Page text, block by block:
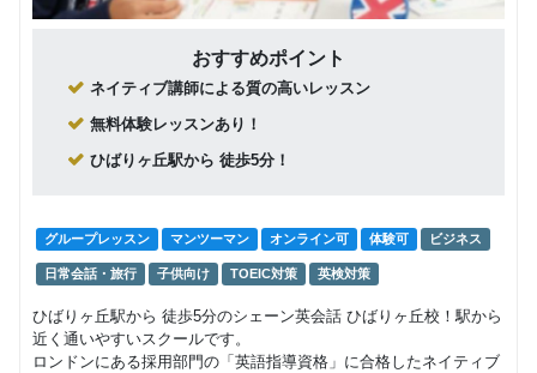
おすすめポイント
ネイティブ講師による質の高いレッスン
無料体験レッスンあり！
ひばりヶ丘駅から 徒歩5分！
グループレッスン マンツーマン オンライン可 体験可 ビジネス
日常会話・旅行 子供向け TOEIC対策 英検対策
ひばりヶ丘駅から 徒歩5分のシェーン英会話 ひばりヶ丘校！駅から
近く通いやすいスクールです。
ロンドンにある採用部門の「英語指導資格」に合格したネイティブ